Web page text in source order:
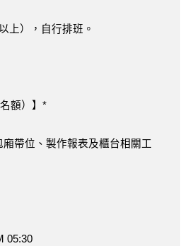
上），自行排班。
額）】*
帶位、製作報表及櫃台相關工
05:30